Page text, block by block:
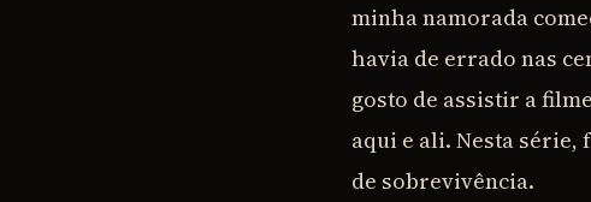
minha namorada
havia de errado nas
gosto de assistir a
aqui e ali. Nesta série,
de sobrevivência.